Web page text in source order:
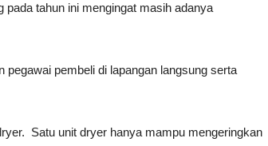
tahun ini mengingat masih adanya
pegawai pembeli di lapangan langsung serta
Satu unit dryer hanya mampu mengeringkan